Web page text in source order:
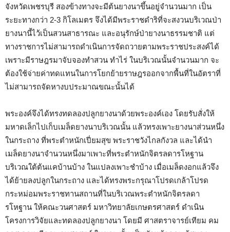
จังหวัดเพชรบุรี สองข้างทางจะมีต้นยางนาขึ้นอยู่จำนวนมาก เป็น
ระยะทางกว่า 2-3 กิโลเมตร จึงได้มีพระราชดำริที่จะสงวนบริเวณป่า
ยางนานี้ไว้เป็นสวนสาธารณะ และอนุรักษ์ป่ายางนาธรรมชาติ แต่
ทางราชการไม่สามารถดำเนินการจัดถวายตามพระราชประสงค์ได้
เพราะมีราษฎรมาจับจองทำสวน ทำไร่ ในบริเวณนั้นจำนวนมาก จะ
ต้องใช้จ่ายค่าทดแทนในการโยกย้ายราษฎรออกจากพื้นที่ในอัตราที่
ไม่สามารถจัดหางบประมาณขณะนั้นได้
พระองค์จึงได้ทรงทดลองปลูกยางนาด้วยพระองค์เอง โดยรับสั่งให้
มหาดเล็กไปเก็บเมล็ดยางนาบริเวณนั้น แล้วทรงเพาะยางนาส่วนหนึ่ง
ในกระถาง ที่พระตำหนักเปี่ยมสุข พระราชวังไกลกังวล และได้นำ
เมล็ดยางนาจำนวนหนึ่งมาเพาะที่พระตำหนักจิตรลดารโหฐาน
บริเวณใต้ต้นแคบ้านบ้าง ในแปลงเพาะชำบ้าง เมื่อเมล็ดงอกแล้วจึง
ได้ย้ายลงปลูกในกระถาง และได้ทรงพระกรุณาโปรดเกล้าโปรด
กระหม่อมพระราชทานสถานที่ในบริเวณพระตำหนักจิตรลดา
รโหฐาน ให้คณะวนศาสตร์ มหาวิทยาลัยเกษตรศาสตร์ ดำเนิน
โครงการวิจัยและทดลองปลูกยางนา โดยมี ศาสตราจารย์เทียม คม